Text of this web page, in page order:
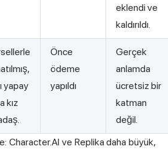
eklendi ve
kaldırıldı.
yapay
kız
Önce
ödeme
yapıldı
Gerçek
anlamda
ücretsiz bir
katman
değil.
Character.AI ve Replika daha büyük,